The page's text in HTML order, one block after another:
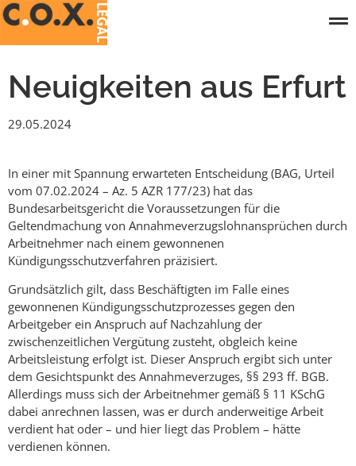
Neuigkeiten aus Erfurt
29.05.2024
In einer mit Spannung erwarteten Entscheidung (BAG, Urteil
vom 07.02.2024 – Az. 5 AZR 177/23) hat das
Bundesarbeitsgericht die Voraussetzungen für die
Geltendmachung von Annahmeverzugslohnansprüchen durch
Arbeitnehmer nach einem gewonnenen
Kündigungsschutzverfahren präzisiert.
Grundsätzlich gilt, dass Beschäftigten im Falle eines
gewonnenen Kündigungsschutzprozesses gegen den
Arbeitgeber ein Anspruch auf Nachzahlung der
zwischenzeitlichen Vergütung zusteht, obgleich keine
Arbeitsleistung erfolgt ist. Dieser Anspruch ergibt sich unter
dem Gesichtspunkt des Annahmeverzuges, §§ 293 ff. BGB.
Allerdings muss sich der Arbeitnehmer gemäß § 11 KSchG
dabei anrechnen lassen, was er durch anderweitige Arbeit
verdient hat oder – und hier liegt das Problem – hätte
verdienen können.